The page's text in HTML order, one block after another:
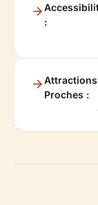
:
Attractions
Proches :